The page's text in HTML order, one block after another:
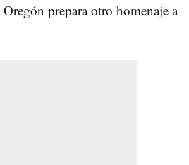
prepara otro homenaje a